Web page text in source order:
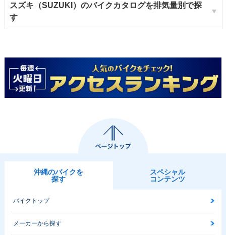
スズキ（SUZUKI）のバイクカタログを排気量別で探
す
沖縄のバイクを
探す
スペシャル
コンテンツ
バイクトップ
メーカーから探す